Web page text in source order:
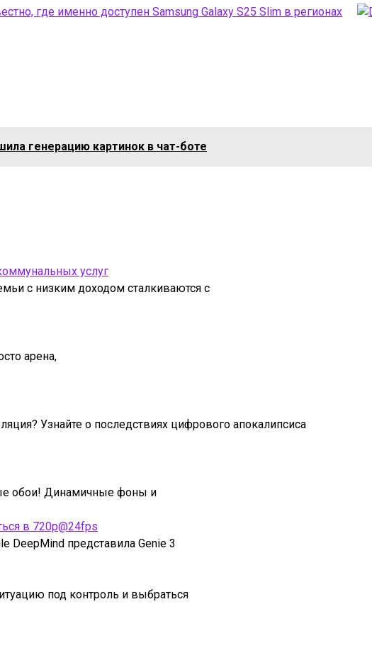
где именно доступен Samsung Galaxy S25 Slim в регионах
генерацию картинок в чат-боте
услуг
с низким доходом сталкиваются с
арена,
Узнайте о последствиях цифрового апокалипсиса
обои! Динамичные фоны и
в 720p@24fps
DeepMind представила Genie 3
под контроль и выбраться